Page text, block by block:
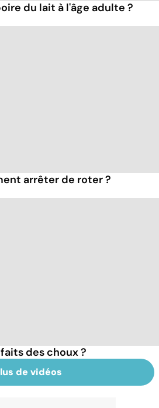
du lait à l'âge adulte ?
arrêter de roter ?
des choux ?
de vidéos